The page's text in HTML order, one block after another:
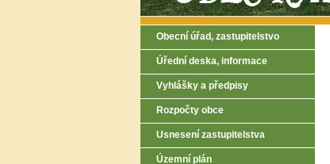
Obecní úřad, zastupitelstvo
Úřední deska, informace
Vyhlášky a předpisy
Rozpočty obce
Usnesení zastupitelstva
Územní plán